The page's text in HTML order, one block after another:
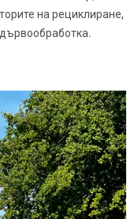
на рециклиране,